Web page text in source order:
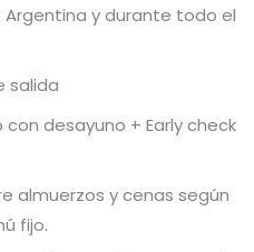
y durante todo el
salida
desayuno + Early check
almuerzos y cenas según
fijo.